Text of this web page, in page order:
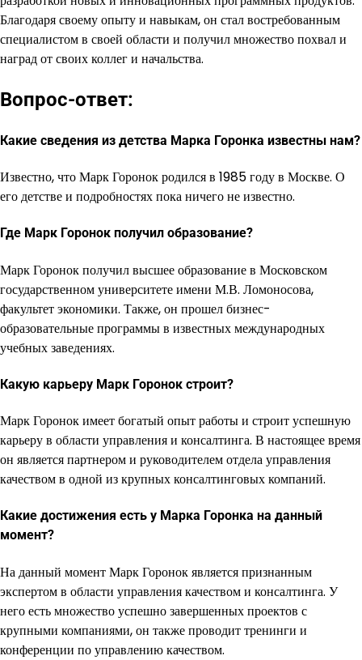
Благодаря своему опыту и навыкам, он стал востребованным
специалистом в своей области и получил множество похвал и
наград от своих коллег и начальства.
Вопрос-ответ:
Какие сведения из детства Марка Горонка известны нам?
Известно, что Марк Горонок родился в 1985 году в Москве. О
его детстве и подробностях пока ничего не известно.
Где Марк Горонок получил образование?
Марк Горонок получил высшее образование в Московском
государственном университете имени М.В. Ломоносова,
факультет экономики. Также, он прошел бизнес-
образовательные программы в известных международных
учебных заведениях.
Какую карьеру Марк Горонок строит?
Марк Горонок имеет богатый опыт работы и строит успешную
карьеру в области управления и консалтинга. В настоящее время
он является партнером и руководителем отдела управления
качеством в одной из крупных консалтинговых компаний.
Какие достижения есть у Марка Горонка на данный
момент?
На данный момент Марк Горонок является признанным
экспертом в области управления качеством и консалтинга. У
него есть множество успешно завершенных проектов с
крупными компаниями, он также проводит тренинги и
конференции по управлению качеством.